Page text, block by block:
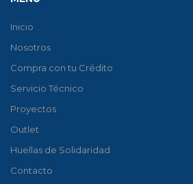
Inicio
Nosotros
Compra con tu Crédito
Servicio Técnico
Proyectos
Outlet
Huellas de Solidaridad
Contacto